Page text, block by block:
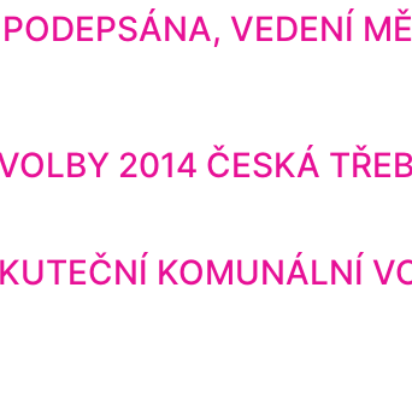
VEDENÍ
2014 ČESKÁ
KOMUNÁLNÍ